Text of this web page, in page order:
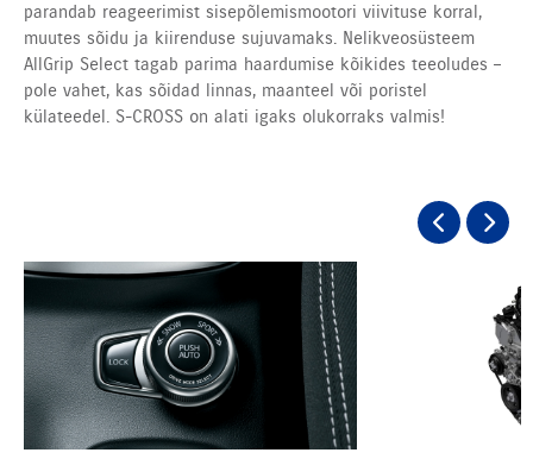
parandab reageerimist sisepõlemismootori viivituse korral,
muutes sõidu ja kiirenduse sujuvamaks. Nelikveosüsteem
AllGrip Select tagab parima haardumise kõikides teeoludes –
pole vahet, kas sõidad linnas, maanteel või poristel
külateedel. S-CROSS on alati igaks olukorraks valmis!